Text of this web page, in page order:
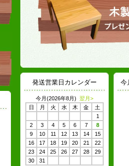
発送営業日カレンダー
今月(2026年8月) 翌月>
日
月 火 水 木 金
土
1
2
3 4 5 6 7
8
9
10 11 12 13 14
15
16
17 18 19 20 21
22
23
24 25 26 27 28
29
30
31
今